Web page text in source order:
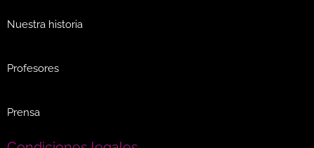
Nuestra historia
Profesores
Prensa